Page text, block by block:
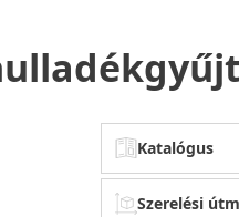
Katalógus
Szerelési